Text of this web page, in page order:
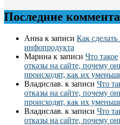
Последние
Анна к записи Как сделать
инфопродукта
Марина к записи Что такое
отказы на сайте, почему
происходят, как их
Владислав. к записи Что
отказы на сайте, почему
происходят, как их
Владислав. к записи Что
отказы на сайте, почему